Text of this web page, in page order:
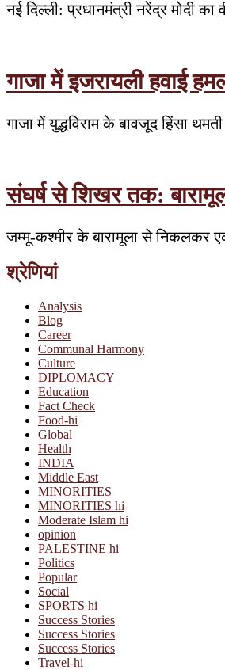
नई दिल्ली: प्रधानमंत्री नरेंद्र मोदी
गाजा में इजरायली हवाई
गाजा में युद्धविराम के बावजूद हिंसा
संघर्ष से शिखर तक:
जम्मू-कश्मीर के बारामूला से
श्रेणियां
Analysis
Blog
Career
Communal Harmony
Culture
DIPLOMACY
Education
Fact Check
Food-hi
Global
Health
INDIA
Middle East
MINORITIES
MINORITIES hi
Moderate Islam hi
opinion
PALESTINE hi
Politics
Popular
Social
SPORTS hi
Success Stories
Success Stories
Success Stories
Travel-hi